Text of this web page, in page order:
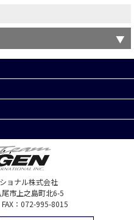
ョナル株式会社
市上之島町北6-5
：072-995-8015